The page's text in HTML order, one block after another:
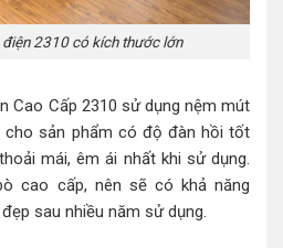
2310 có kích thước lớn
Cao Cấp 2310 sử dụng nệm mút
cho sản phẩm có độ đàn hồi tốt
mái, êm ái nhất khi sử dụng.
cao cấp, nên sẽ có khả năng
sau nhiều năm sử dụng.